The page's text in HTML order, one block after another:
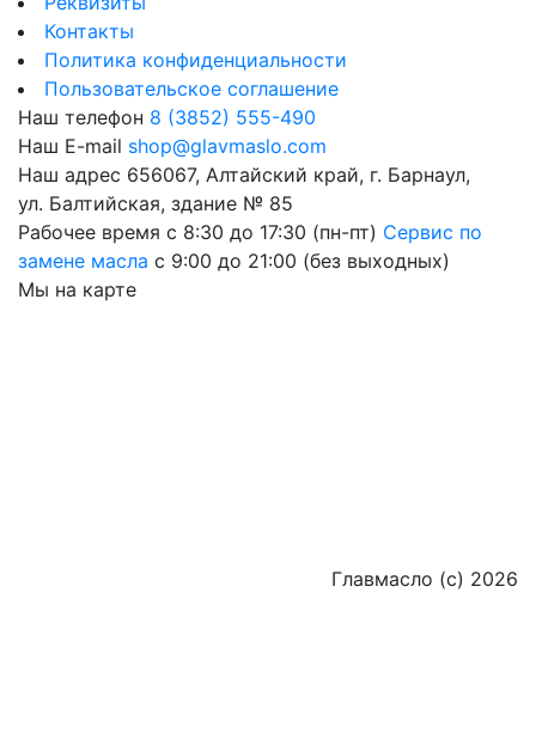
Контакты
Политика конфиденциальности
Пользовательское соглашение
Наш телефон 8 (3852) 555-490
Наш E-mail shop@glavmaslo.com
Наш адрес 656067, Алтайский край, г. Барнаул,
ул. Балтийская, здание № 85
Рабочее время с 8:30 до 17:30 (пн-пт) Сервис по
замене масла с 9:00 до 21:00 (без выходных)
Мы на карте
Главмасло (с) 2026